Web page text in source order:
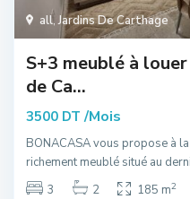
all,Jardins De Carthage
S+3 meublé à
de Ca...
3500 DT /Mois
BONACASA vous propose à
richement meublé situé au
3
2 185 m2